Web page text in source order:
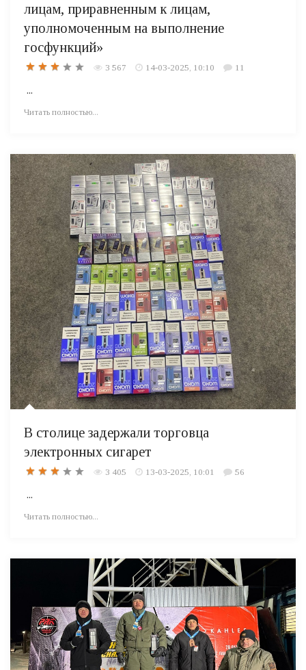
лицам, приравненным к лицам,
уполномоченным на выполнение
госфункций»
3 567 14-03-2025, 10:10 11
...
Читать полностью...
В столице задержали торговца
электронных сигарет
3 405 13-03-2025, 10:01 56
...
Читать полностью...